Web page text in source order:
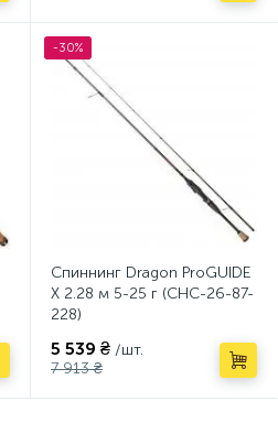
-30%
Спиннинг Dragon ProGUIDE
X 2.28 м 5-25 г (CHC-26-87-
228)
5 539 ₴ /шт.
7 913 ₴